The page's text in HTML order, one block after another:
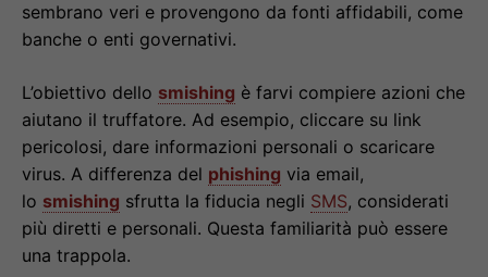
sembrano veri e provengono da fonti affidabili, come
banche o enti governativi.
L’obiettivo dello smishing è farvi compiere azioni che
aiutano il truffatore. Ad esempio, cliccare su link
pericolosi, dare informazioni personali o scaricare
virus. A differenza del phishing via email,
lo smishing sfrutta la fiducia negli SMS, considerati
più diretti e personali. Questa familiarità può essere
una trappola.